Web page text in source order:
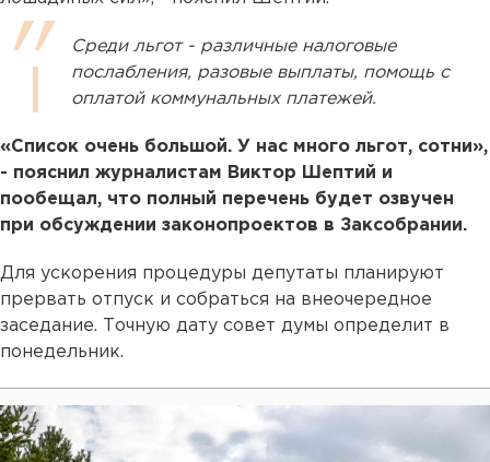
Среди льгот - различные налоговые
послабления, разовые выплаты, помощь с
оплатой коммунальных платежей.
«Список очень большой. У нас много льгот, сотни»,
- пояснил журналистам Виктор Шептий и
пообещал, что полный перечень будет озвучен
при обсуждении законопроектов в Заксобрании.
Для ускорения процедуры депутаты планируют
прервать отпуск и собраться на внеочередное
заседание. Точную дату совет думы определит в
понедельник.